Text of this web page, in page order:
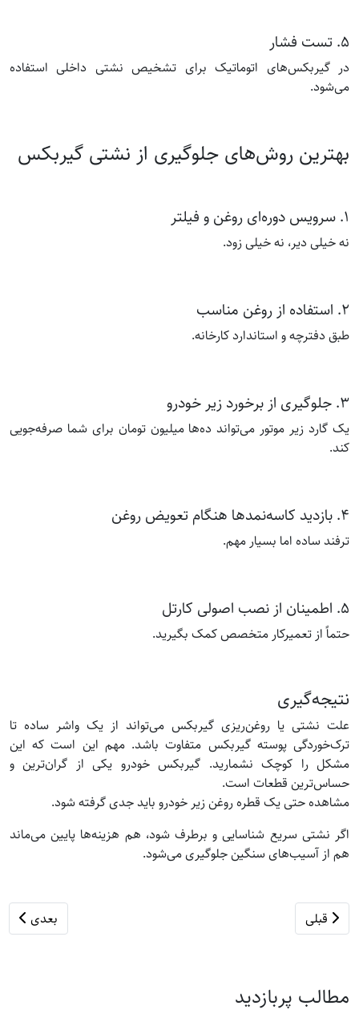
۵. تست فشار
در گیربکس‌های اتوماتیک برای تشخیص نشتی داخلی استفاده
می‌شود.
بهترین روش‌های جلوگیری از نشتی گیربکس
۱. سرویس دوره‌ای روغن و فیلتر
نه خیلی دیر، نه خیلی زود.
۲. استفاده از روغن مناسب
طبق دفترچه و استاندارد کارخانه.
۳. جلوگیری از برخورد زیر خودرو
یک گارد زیر موتور می‌تواند ده‌ها میلیون تومان برای شما صرفه‌جویی
کند.
۴. بازدید کاسه‌نمدها هنگام تعویض روغن
ترفند ساده اما بسیار مهم.
۵. اطمینان از نصب اصولی کارتل
حتماً از تعمیرکار متخصص کمک بگیرید.
نتیجه‌گیری
علت نشتی یا روغن‌ریزی گیربکس می‌تواند از یک واشر ساده تا
ترک‌خوردگی پوسته گیربکس متفاوت باشد. مهم این است که این
مشکل را کوچک نشمارید. گیربکس خودرو یکی از گران‌ترین و
حساس‌ترین قطعات است.
مشاهده حتی یک قطره روغن زیر خودرو باید جدی گرفته شود.
اگر نشتی سریع شناسایی و برطرف شود، هم هزینه‌ها پایین می‌ماند
هم از آسیب‌های سنگین جلوگیری می‌شود.
مطلب قبلی: چرا گیربکس سی وی تی CVT خوب نیست ؟
قبلی مطلب
بعدی
مطالب پربازدید